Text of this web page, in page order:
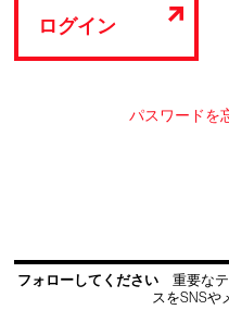
ログイン
パスワードを
フォローしてください
重要な
スをSNSや